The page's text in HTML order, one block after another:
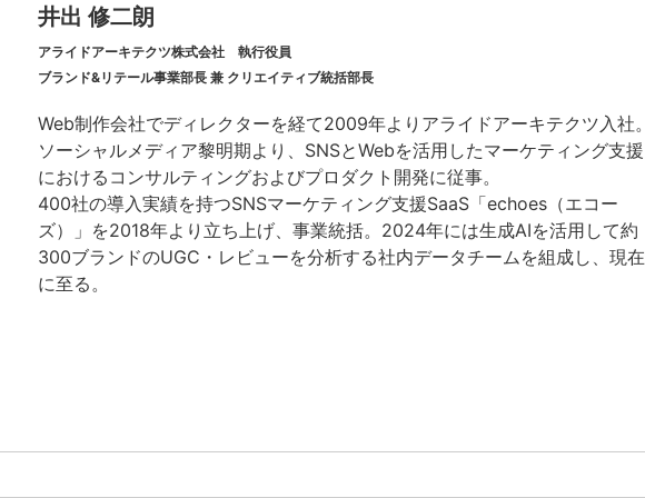
井出 修二朗
アライドアーキテクツ株式会社 執行役員
ブランド&リテール事業部長 兼 クリエイティブ統括部長
Web制作会社でディレクターを経て2009年よりアライドアーキテクツ入社。
ソーシャルメディア黎明期より、SNSとWebを活用したマーケティング支援
におけるコンサルティングおよびプロダクト開発に従事。
400社の導入実績を持つSNSマーケティング支援SaaS「echoes（エコー
ズ）」を2018年より立ち上げ、事業統括。2024年には生成AIを活用して約
300ブランドのUGC・レビューを分析する社内データチームを組成し、現在
に至る。